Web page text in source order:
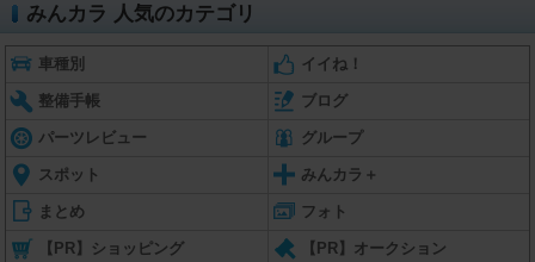
みんカラ 人気のカテゴリ
車種別 イイね！
整備手帳 ブログ
パーツレビュー グループ
スポット みんカラ＋
まとめ フォト
【PR】ショッピング 【PR】オークション